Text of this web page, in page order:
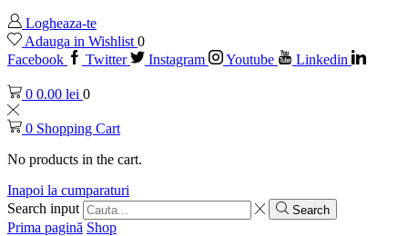
Logheaza-te
Adauga in Wishlist 0
Facebook
Twitter Instagram Youtube Linkedin
0 0.00 lei 0
0 Shopping Cart
No products in the cart.
Inapoi la cumparaturi
Search input
Search
Prima pagină Shop